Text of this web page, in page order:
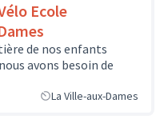
Ecole
de nos enfants
avons besoin de
La Ville-aux-Dames